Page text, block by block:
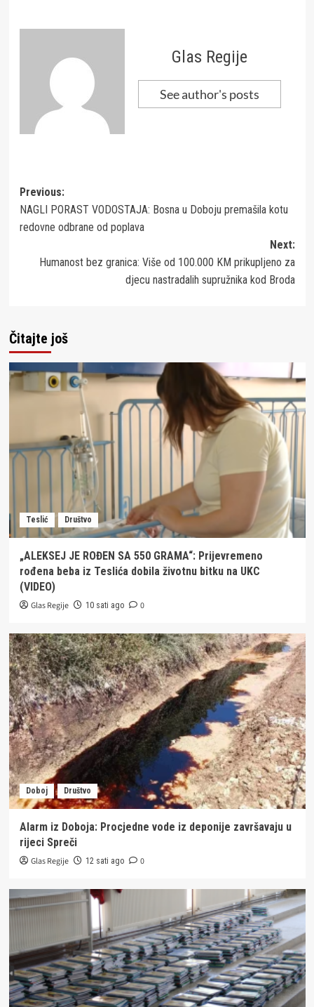
Glas Regije
See author's posts
Post
navigation
Previous:
NAGLI PORAST VODOSTAJA: Bosna u Doboju premašila kotu
redovne odbrane od poplava
Next:
Humanost bez granica: Više od 100.000 KM prikupljeno za
djecu nastradalih supružnika kod Broda
Čitajte još
Teslić Društvo
„ALEKSEJ JE ROĐEN SA 550 GRAMA“: Prijevremeno
rođena beba iz Teslića dobila životnu bitku na UKC
(VIDEO)
Glas Regije 10 sati ago 0
Doboj Društvo
Alarm iz Doboja: Procjedne vode iz deponije završavaju u
rijeci Spreči
Glas Regije 12 sati ago 0